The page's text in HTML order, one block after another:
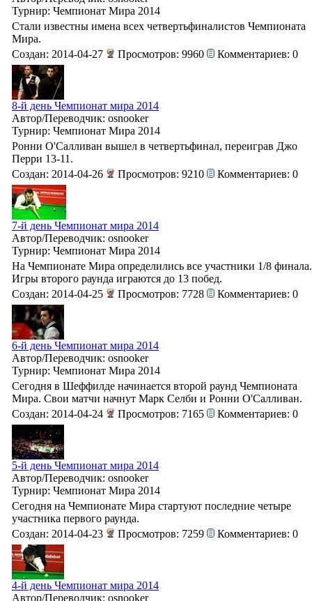
Турнир: Чемпионат Мира 2014
Стали известны имена всех четвертьфиналистов Чемпионата
Мира.
Создан: 2014-04-27
Просмотров: 9960 Комментариев: 0
8-й день Чемпионат мира 2014
Автор/Переводчик: osnooker
Турнир: Чемпионат Мира 2014
Ронни О'Салливан вышел в четвертьфинал, переиграв Джо
Перри 13-11.
Создан: 2014-04-26
Просмотров: 9210 Комментариев: 0
7-й день Чемпионат мира 2014
Автор/Переводчик: osnooker
Турнир: Чемпионат Мира 2014
На Чемпионате Мира определились все участники 1/8 финала.
Игры второго раунда играются до 13 побед.
Создан: 2014-04-25
Просмотров: 7728 Комментариев: 0
6-й день Чемпионат мира 2014
Автор/Переводчик: osnooker
Турнир: Чемпионат Мира 2014
Сегодня в Шеффилде начинается второй раунд Чемпионата
Мира. Свои матчи начнут Марк Селби и Ронни О'Салливан.
Создан: 2014-04-24
Просмотров: 7165 Комментариев: 0
5-й день Чемпионат мира 2014
Автор/Переводчик: osnooker
Турнир: Чемпионат Мира 2014
Сегодня на Чемпионате Мира стартуют последние четыре
участника первого раунда.
Создан: 2014-04-23
Просмотров: 7259 Комментариев: 0
4-й день Чемпионат мира 2014
Автор/Переводчик: osnooker